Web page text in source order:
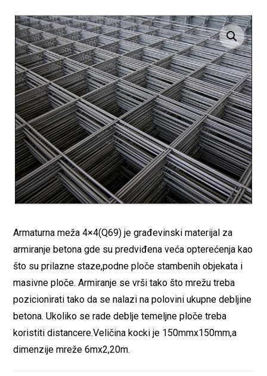
Enlarge the image
Armaturna meža 4×4(Q69) je građevinski materijal za
armiranje betona gde su predviđena veća opterećenja kao
što su prilazne staze,podne ploče stambenih objekata i
masivne ploče. Armiranje se vrši tako što mrežu treba
pozicionirati tako da se nalazi na polovini ukupne debljine
betona. Ukoliko se rade deblje temeljne ploče treba
koristiti distancere.Veličina kocki je 150mmx150mm,a
dimenzije mreže 6mx2,20m.